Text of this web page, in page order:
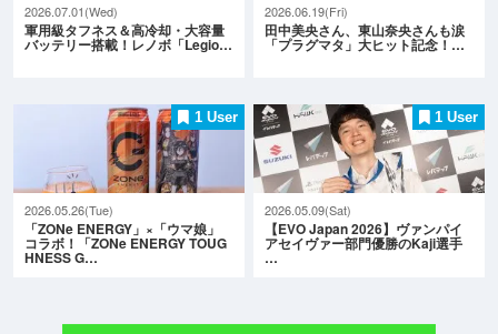
2026.07.01(Wed)
軍用級タフネス＆高冷却・大容量
バッテリー搭載！レノボ「Legio…
2026.06.19(Fri)
田中美央さん、東山奈央さんも涙
「プラグマタ」大ヒット記念！…
1 User
2026.05.26(Tue)
「ZONe ENERGY」×「ウマ娘」
コラボ！「ZONe ENERGY TOUG
HNESS G…
1 User
2026.05.09(Sat)
【EVO Japan 2026】ヴァンパイ
アセイヴァー部門優勝のKaji選手
…